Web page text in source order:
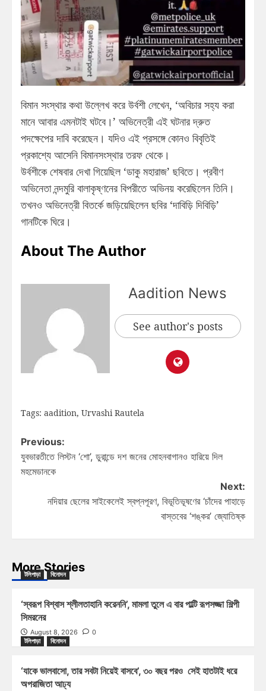
বিমান সংস্থার কথা উল্লেখ করে উর্বশী লেখেন, ‘অবিচার সহ্য করা
মানে আবার এমনটাই ঘটবে।’ অভিনেত্রী এই ঘটনার দ্রুত
পদক্ষেপের দাবি করেছেন। যদিও এই প্রসঙ্গে কোনও বিবৃতিই
প্রকাশ্যে আসেনি বিমানসংস্থার তরফ থেকে।
উর্বশীকে শেষবার দেখা গিয়েছিল ‘ডাকু মহারাজ’ ছবিতে। প্রবীণ
অভিনেতা নন্দমুরি বালাকৃষ্ণনের বিপরীতে অভিনয় করেছিলেন তিনি।
তখনও অভিনেত্রী বিতর্কে জড়িয়েছিলেন ছবির ‘দাবিড়ি দিবিড়ি’
গানটিকে ঘিরে।
About The Author
Aadition News
See author's posts
Tags: aadition, Urvashi Rautela
Previous:
যুবভারতীতে লিস্টন ‘শো’, ডুরান্ডে দশ জনের মোহনবাগানও হারিয়ে দিল
মহমেডানকে
Next:
নদিয়ার ছেলের সাইকেলেই স্বপ্নপূরণ, বিভূতিভূষণের ‘চাঁদের পাহাড়ে
বাস্তবের ‘শঙ্কর’ জ্যোতিষ্ক
More Stories
টলিপাড়া বিনোদন
‘স্বরূপ বিশ্বাস শ্লীলতাহানি করেননি’, মামলা তুলে এ বার পাল্টি রূপসজ্জা শিল্পী
সিমরনের
August 8, 2026
0
টলিপাড়া
বিনোদন
‘যাকে ভালবাসো, তার সবটা নিয়েই বাসবে’, ৩০ বছর পরও সেই হাতটাই ধরে
অপরাজিতা আঢ্য